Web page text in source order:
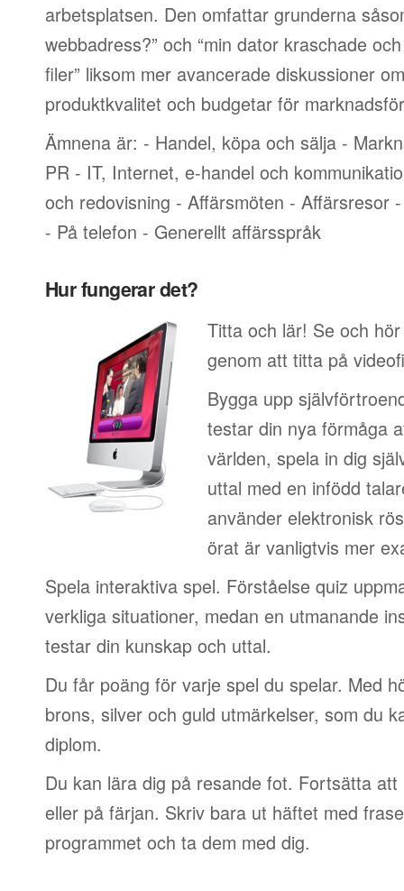
arbetsplatsen. Den omfattar grunderna
webbadress?” och “min dator kraschade
filer” liksom mer avancerade diskussioner
produktkvalitet och budgetar för
Ämnena är: - Handel, köpa och sälja -
PR - IT, Internet, e-handel och
och redovisning - Affärsmöten - Affärsresor
- På telefon - Generellt affärsspråk
Hur fungerar det?
Titta och lär! Se och
genom att titta på
Bygga upp
testar din nya förmåga
världen, spela in dig
uttal med en infödd
använder elektronisk
örat är vanligtvis mer
Spela interaktiva spel. Förståelse quiz
verkliga situationer, medan en utmanande
testar din kunskap och uttal.
Du får poäng för varje spel du spelar. Med
brons, silver och guld utmärkelser, som du
diplom.
Du kan lära dig på resande fot. Fortsätta
eller på färjan. Skriv bara ut häftet med
programmet och ta dem med dig.